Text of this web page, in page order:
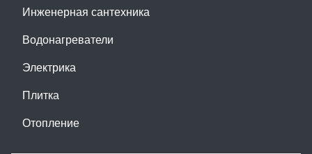
Инженерная сантехника
Водонагреватели
Электрика
Плитка
Отопление